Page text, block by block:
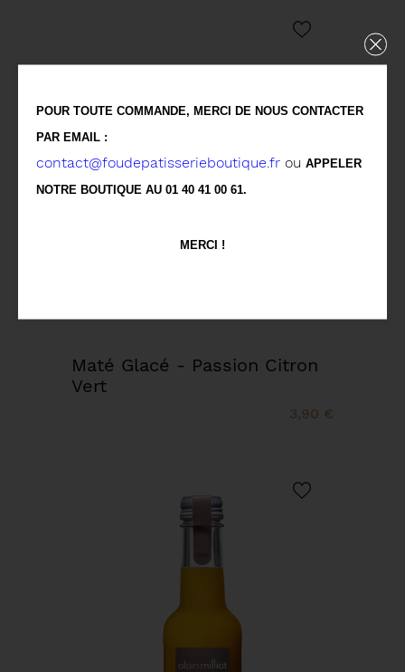
POUR TOUTE COMMANDE, MERCI DE NOUS CONTACTER
PAR EMAIL :
contact@foudepatisserieboutique.fr ou APPELER
NOTRE BOUTIQUE AU 01 40 41 00 61.
MERCI !
Maté Glacé - Passion Citron
Vert
3,90 €